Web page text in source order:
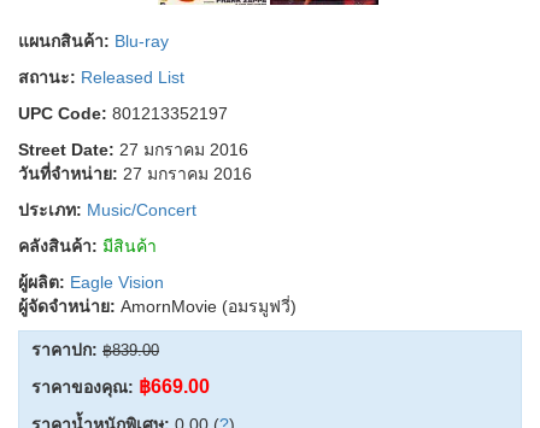
แผนกสินค้า: Blu-ray
สถานะ: Released List
UPC Code: 801213352197
Street Date: 27 มกราคม 2016
วันที่จำหน่าย: 27 มกราคม 2016
ประเภท: Music/Concert
คลังสินค้า: มีสินค้า
ผู้ผลิต: Eagle Vision
ผู้จัดจำหน่าย: AmornMovie (อมรมูฟวี่)
ราคาปก: ฿839.00
ราคาของคุณ: ฿669.00